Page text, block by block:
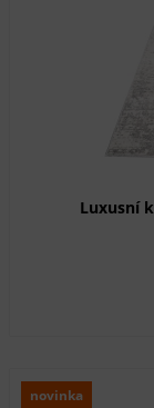
Luxusní
novinka